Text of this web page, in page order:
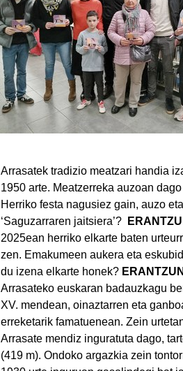
Arrasatek tradizio meatzari handia
1950 arte. Meatzerreka auzoan
Herriko festa nagusiez gain, auzo
‘Saguzarraren jaitsiera’?
2025ean herriko elkarte baten
zen. Emakumeen aukera eta
du izena elkarte honek?
Arrasateko euskaran badauzkagu
XV. mendean, oinaztarren eta
erreketarik famatuenean. Zein
Arrasate mendiz inguratuta dago,
(419 m). Ondoko argazkia zein